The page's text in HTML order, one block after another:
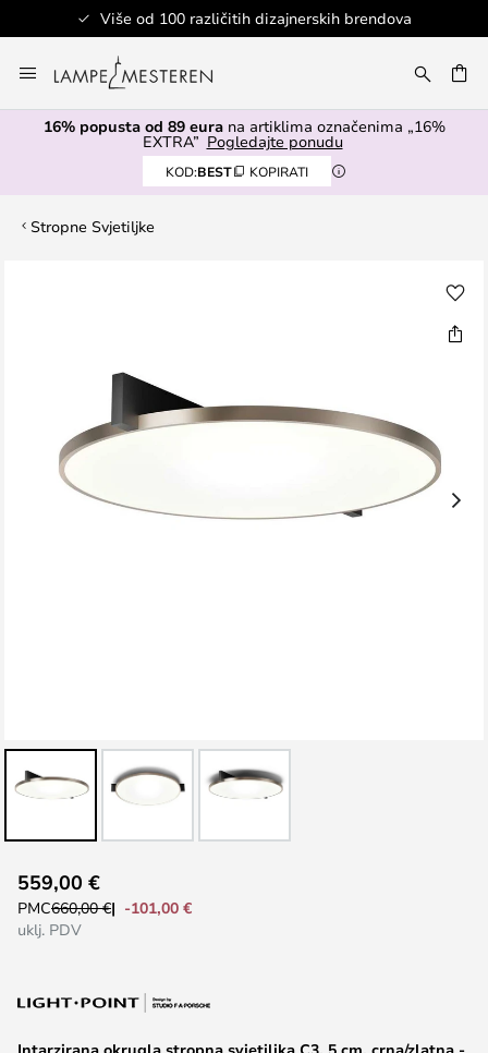
Više od 100 različitih dizajnerskih brendova
to
Content
16% popusta od 89 eurana artiklima označenima „16%
EXTRA” Pogledajte ponudu
KOD:BEST KOPIRATI
Stropne Svjetiljke
gallery
to
the
beginning
the
559,00 €
PMC660,00 €
-101,00 €
uklj. PDV